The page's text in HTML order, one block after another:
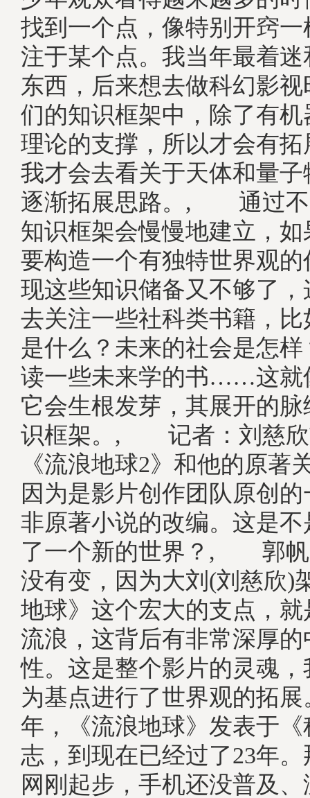
找到一个点，像特别开窍
注于某个点。我当年最着
东西，后来想去做科幻影
们的知识框架中，除了有
理论的支撑，所以才会有
我才会去看关于天体和量
逐渐拓展思路。, 通过不
知识框架会慢慢地建立，
要构造一个有独特世界观
现这些知识储备又不够了
去关注一些社科类书籍，
是什么？未来的社会是怎
读一些未来学的书……这就
它会生根发芽，其展开的
识框架。, 记者：刘慈欣
《流浪地球2》和他的原著
因为是影片创作团队原创
非原著小说的改编。这是
了一个新的世界？, 郭帆
没有变，因为大刘(刘慈欣)
地球》这个宏大的支点，
流浪，这背后有非常深厚
性。这是整个影片的灵魂
为基点进行了世界观的
年，《流浪地球》发表于
志，到现在已经过了23年
网刚起步，手机还没普及